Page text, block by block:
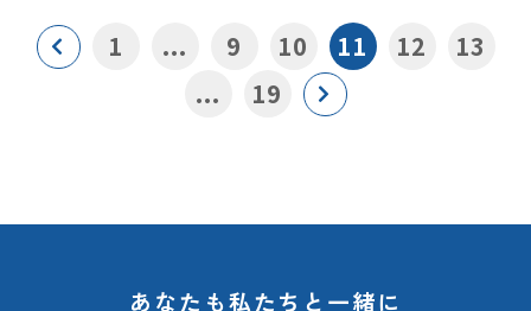
1 ... 9 10 11 12
13
...
19
あなたも私たちと一緒に